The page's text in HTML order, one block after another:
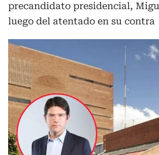
precandidato presidencial,
luego del atentado en su contra